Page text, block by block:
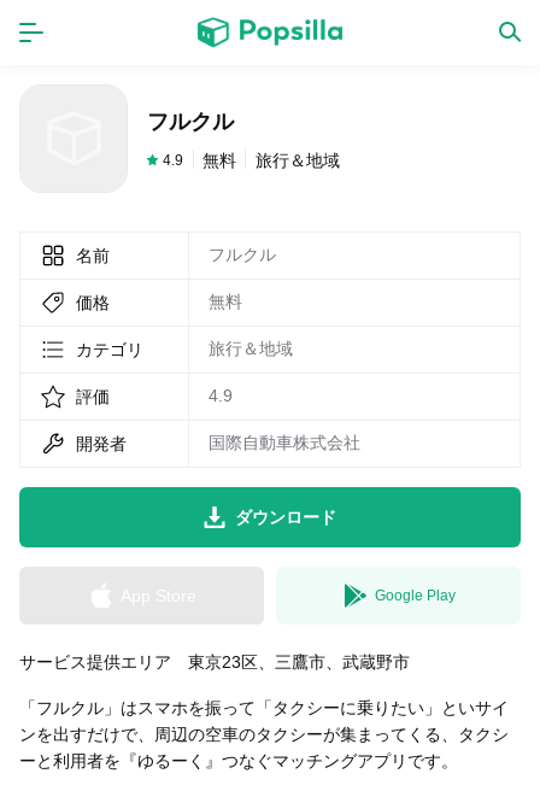
新作
LINE無料スタンプ
無料猫ミーム
フルクル
4.9 無料 旅行＆地域
名前 フルクル
価格 無料
カテゴリ 旅行＆地域
評価 4.9
開発者 国際自動車株式会社
ダウンロード
Google Play
サービス提供エリア 東京23区、三鷹市、武蔵野市
「フルクル」はスマホを振って「タクシーに乗りたい」といサイ
ンを出すだけで、周辺の空車のタクシーが集まってくる、タクシ
ーと利用者を『ゆるーく』つなぐマッチングアプリです。